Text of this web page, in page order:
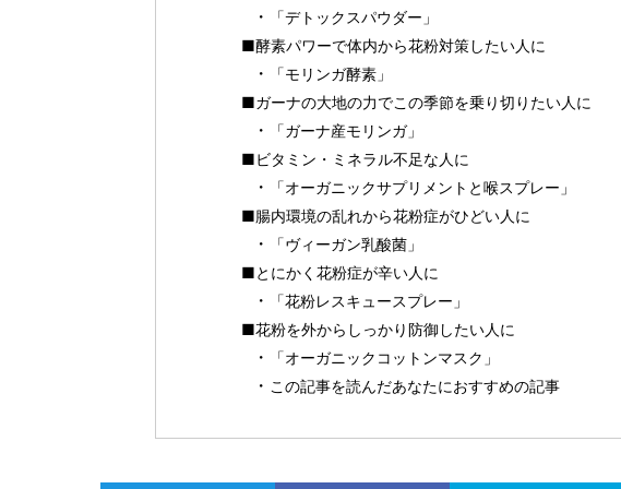
「デトックスパウダー」
■酵素パワーで体内から花粉対策したい人に
「モリンガ酵素」
■ガーナの大地の力でこの季節を乗り切りたい人に
「ガーナ産モリンガ」
■ビタミン・ミネラル不足な人に
「オーガニックサプリメントと喉スプレー」
■腸内環境の乱れから花粉症がひどい人に
「ヴィーガン乳酸菌」
■とにかく花粉症が辛い人に
「花粉レスキュースプレー」
■花粉を外からしっかり防御したい人に
「オーガニックコットンマスク」
この記事を読んだあなたにおすすめの記事